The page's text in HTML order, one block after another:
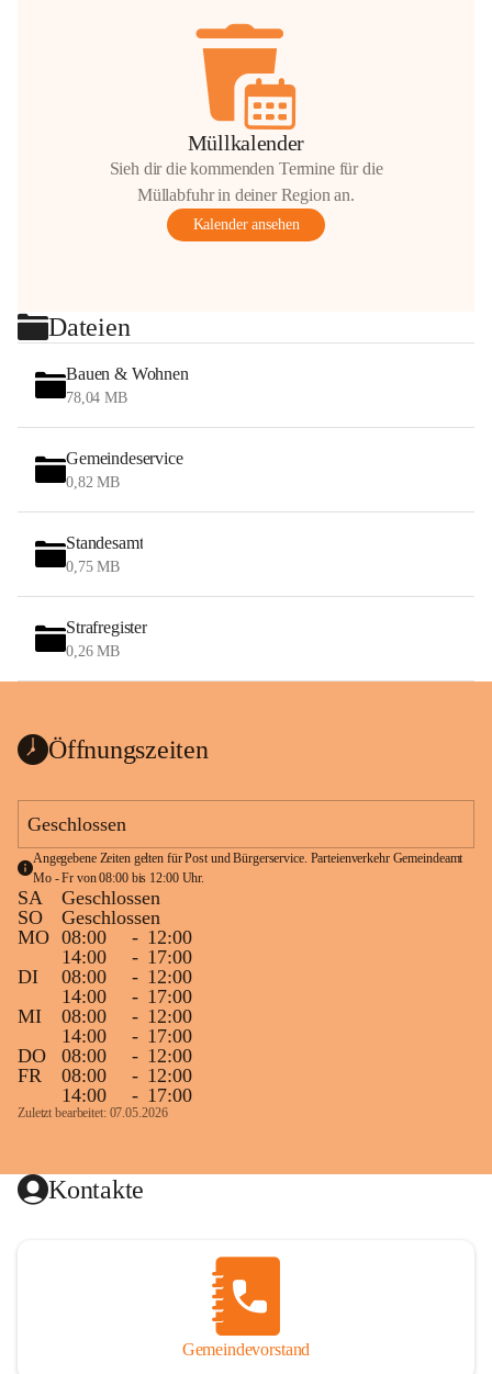
Müllkalender
Sieh dir die kommenden Termine für die
Müllabfuhr in deiner Region an.
Kalender ansehen
Dateien
Bauen & Wohnen
78,04 MB
Gemeindeservice
0,82 MB
Standesamt
0,75 MB
Strafregister
0,26 MB
Öffnungszeiten
Geschlossen
Angegebene Zeiten gelten für Post und Bürgerservice. Parteienverkehr Gemeindeamt
Mo - Fr von 08:00 bis 12:00 Uhr.
SA
Geschlossen
SO
Geschlossen
MO 08:00 - 12:00
14:00
- 17:00
DI
08:00 - 12:00
14:00
- 17:00
MI
08:00 - 12:00
14:00
- 17:00
DO
08:00 - 12:00
FR
08:00 - 12:00
14:00
- 17:00
Zuletzt bearbeitet: 07.05.2026
Kontakte
Gemeindevorstand